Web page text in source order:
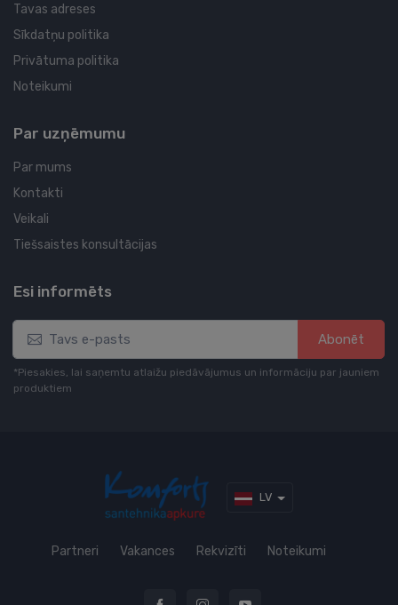
Tavas adreses
Sīkdatņu politika
Privātuma politika
Noteikumi
Par uzņēmumu
Par mums
Kontakti
Veikali
Tiešsaistes konsultācijas
Esi informēts
Abonēt
*Piesakies, lai saņemtu atlaižu piedāvājumus un informāciju par jauniem
produktiem
LV
Partneri Vakances Rekvizīti Noteikumi